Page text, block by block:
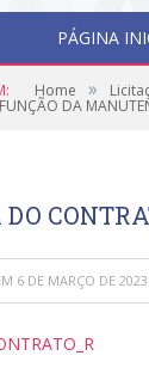
PÁGINA
Home »
DA
6 DE MARÇO DE 2023